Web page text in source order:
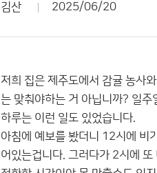
김산 2025/06/20
저희 집은 제주도에서 감귤 농사
는 맞춰야하는 거 아닙니까? 일
하루는 이런 일도 있었습니다.
아침에 예보를 봤더니 12시에 비
어있는겁니다. 그러다가 2시에